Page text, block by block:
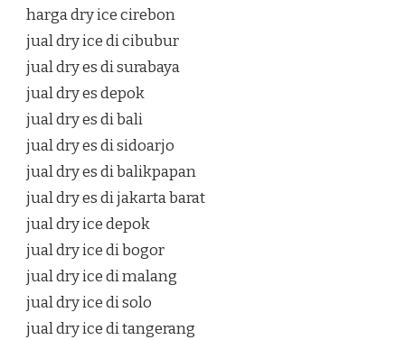
harga dry ice cirebon
jual dry ice di cibubur
jual dry es di surabaya
jual dry es depok
jual dry es di bali
jual dry es di sidoarjo
jual dry es di balikpapan
jual dry es di jakarta barat
jual dry ice depok
jual dry ice di bogor
jual dry ice di malang
jual dry ice di solo
jual dry ice di tangerang